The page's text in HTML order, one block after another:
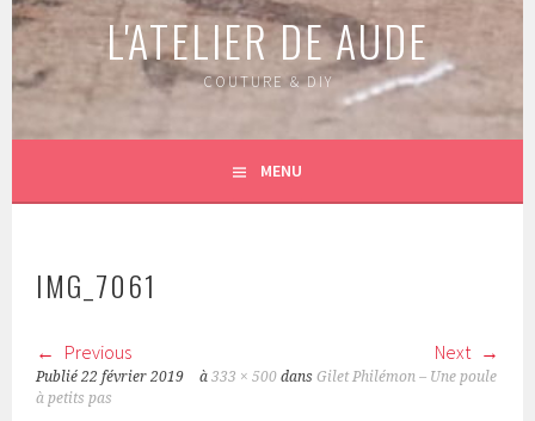
L'ATELIER DE AUDE
COUTURE & DIY
MENU
IMG_7061
Previous Next
Publié22 février 2019 à333 × 500 dansGilet Philémon – Une poule
à petits pas